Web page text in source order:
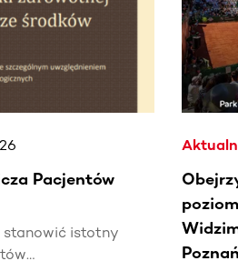
Pacjentów
stanowić istotny